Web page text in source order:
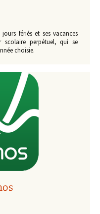
fériés et ses vacances
scolaire perpétuel, qui se
choisie.